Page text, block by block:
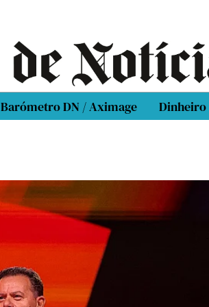
Barómetro DN / Aximage Dinheiro